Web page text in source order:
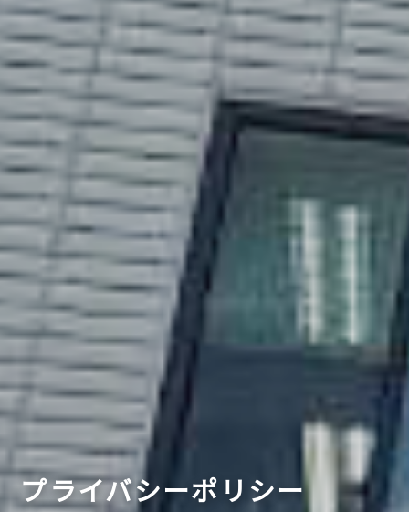
プライバシーポリシー